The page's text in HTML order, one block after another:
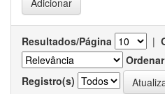
Resultados/Página |
Ordenar
Registro(s)